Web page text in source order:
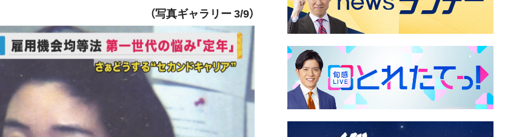
（写真ギャラリー 3/9）